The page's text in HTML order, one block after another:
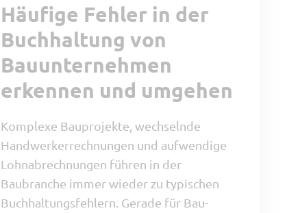
Häufige Fehler in der
Buchhaltung von
Bauunternehmen
erkennen und umgehen
Komplexe Bauprojekte, wechselnde
Handwerkerrechnungen und aufwendige
Lohnabrechnungen führen in der
Baubranche immer wieder zu typischen
Buchhaltungsfehlern. Gerade für Bau-